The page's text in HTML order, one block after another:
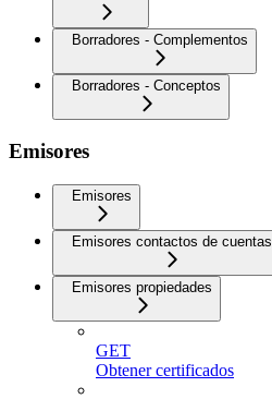
Borradores - Complementos
Borradores - Conceptos
Emisores
Emisores
Emisores contactos de cuentas
Emisores propiedades
GET
Obtener certificados